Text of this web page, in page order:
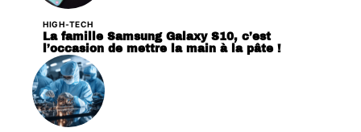
HIGH-TECH
La famille Samsung Galaxy S10, c’est
l’occasion de mettre la main à la pâte !